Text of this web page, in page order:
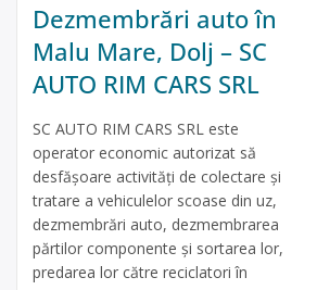
Dezmembrări auto în
Malu Mare, Dolj – SC
AUTO RIM CARS SRL
SC AUTO RIM CARS SRL este
operator economic autorizat să
desfăşoare activităţi de colectare şi
tratare a vehiculelor scoase din uz,
dezmembrări auto, dezmembrarea
părtilor componente și sortarea lor,
predarea lor către reciclatori în